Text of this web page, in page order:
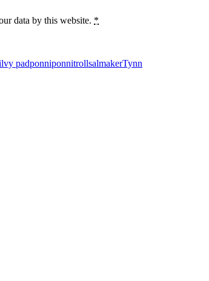
data by this website. *
padponniponnitrollsalmakerTynn